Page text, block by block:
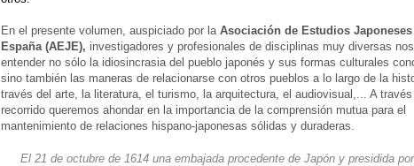
En el presente volumen, auspiciado por la Asociación de Estudios
España (AEJE), investigadores y profesionales de disciplinas muy diversas
entender no sólo la idiosincrasia del pueblo japonés y sus formas culturales
sino también las maneras de relacionarse con otros pueblos a lo largo de la
través del arte, la literatura, el turismo, la arquitectura, el audiovisual,... A
recorrido queremos ahondar en la importancia de la comprensión mutua para el
mantenimiento de relaciones hispano-japonesas sólidas y duraderas.
El 21 de octubre de 1614 una embajada procedente de Japón y presidida